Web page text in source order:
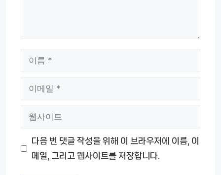
다음 번 댓글 작성을 위해 이 브라우저에 이름, 이
메일, 그리고 웹사이트를 저장합니다.